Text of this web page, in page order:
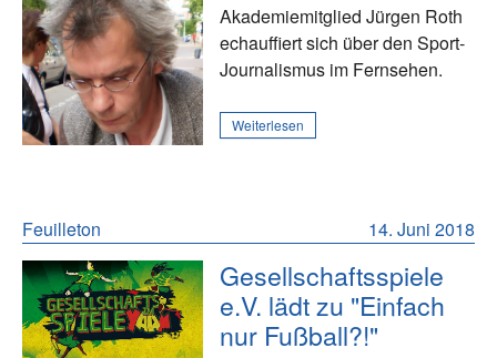
Akademiemitglied Jürgen Roth
echauffiert sich über den Sport-
Journalismus im Fernsehen.
Weiterlesen
14. Juni 2018
Feuilleton
Gesellschaftsspiele
e.V. lädt zu "Einfach
nur Fußball?!"